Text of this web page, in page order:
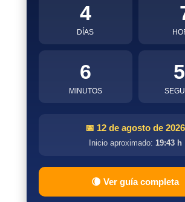
4
DÍAS
6
MINUTOS
📅 12 de agosto de 2026
Inicio aproximado: 19:43 h
🌘 Ver guía completa